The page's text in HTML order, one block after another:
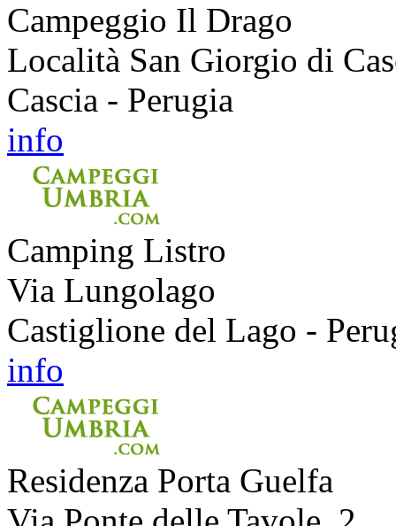
Campeggio Il Drago
Località San Giorgio di
Cascia - Perugia
info
Camping Listro
Via Lungolago
Castiglione del Lago -
info
Residenza Porta Guelfa